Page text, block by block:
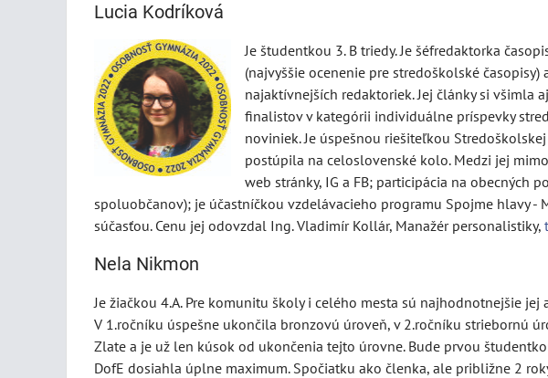
Lucia Kodríková
Je študentkou 3. B triedy. Je šéfredaktorka
(najvyššie ocenenie pre stredoškolské
najaktívnejších redaktoriek. Jej články si všimla
finalistov v kategórii individuálne príspevky
noviniek. Je úspešnou riešiteľkou
postúpila na celoslovenské kolo. Medzi jej
web stránky, IG a FB; participácia na obecných
spoluobčanov); je účastníčkou vzdelávacieho programu Spojme hlavy
súčasťou. Cenu jej odovzdal Ing. Vladimír Kollár, Manažér personalistiky,
Nela Nikmon
Je žiačkou 4.A. Pre komunitu školy i celého mesta sú najhodnotnejšie
V 1.ročníku úspešne ukončila bronzovú úroveň, v 2.ročníku striebornú
Zlate a je už len kúsok od ukončenia tejto úrovne. Bude prvou
DofE dosiahla úplne maximum. Spočiatku ako členka, ale približne 2